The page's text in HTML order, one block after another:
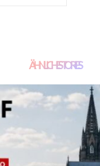
ÄHNLICHE STORIES